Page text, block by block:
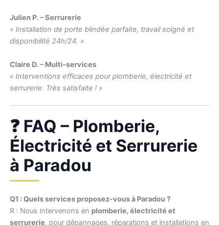
Julien P. – Serrurerie
« Installation de porte blindée parfaite, travail soigné et
disponibilité 24h/24. »
Claire D. – Multi-services
« Interventions efficaces pour plomberie, électricité et
serrurerie. Très satisfaite ! »
❓ FAQ – Plomberie,
Électricité et Serrurerie
à Paradou
Q1 : Quels services proposez-vous à Paradou ?
R : Nous intervenons en plomberie, électricité et
serrurerie, pour dépannages, réparations et installations en